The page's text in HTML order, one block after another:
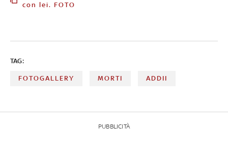
con lei. FOTO
TAG:
FOTOGALLERY MORTI ADDII
PUBBLICITÀ